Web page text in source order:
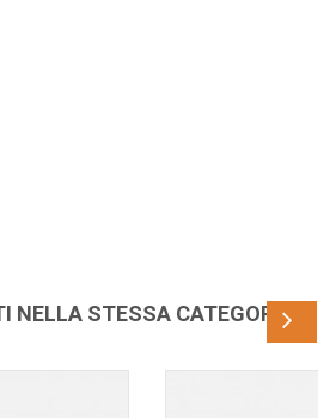
NELLA STESSA CATEGORIA